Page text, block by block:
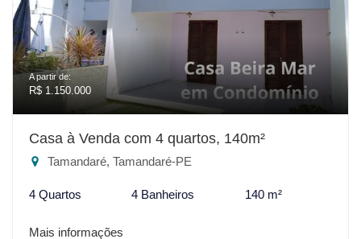
A partir de:
R$ 1.150.000
Casa à Venda com 4 quartos, 140m²
Tamandaré, Tamandaré-PE
4 Quartos 4 Banheiros 140 m²
Mais informações